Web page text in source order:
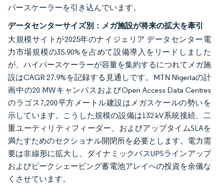
パースケーラーを引き込んでいます。
データセンターサイズ別：メガ施設が将来の拡大を牽引
大規模サイトが2025年のナイジェリア データセンター電
力市場規模の35.90%を占めて設備導入をリードしました
が、ハイパースケーラーが容量を集約するにつれてメガ施
設はCAGR 27.9%を記録する見通しです。MTN Nigeriaの計
画中の20 MWキャンパスおよびOpen Access Data Centres
のラゴス7,200平方メートル建設はメガスケールの勢いを
示しています。こうした規模の設備は132 kV系統接続、二
重ユーティリティフィーダー、およびアップタイムSLAを
満たすためのセクショナル開閉所を必要とします。電力需
要は非線形に拡大し、ダイナミックバスUPSラインアップ
およびピークシェービング蓄電池アレイへの投資を余儀な
くさせています。